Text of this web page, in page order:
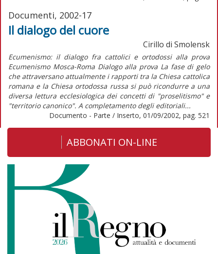
Documenti, 2002-17
Il dialogo del cuore
Cirillo di Smolensk
Ecumenismo: il dialogo fra cattolici e ortodossi alla prova
Ecumenismo Mosca-Roma Dialogo alla prova La fase di gelo
che attraversano attualmente i rapporti tra la Chiesa cattolica
romana e la Chiesa ortodossa russa si può ricondurre a una
diversa lettura ecclesiologica dei concetti di "proselitismo" e
"territorio canonico". A completamento degli editoriali...
Documento - Parte / Inserto, 01/09/2002, pag. 521
ABBONATI ON-LINE